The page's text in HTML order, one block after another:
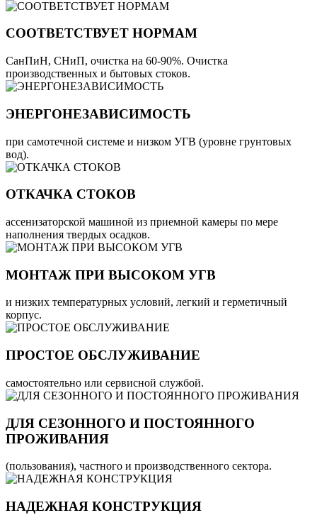
СООТВЕТСТВУЕТ НОРМАМ
СанПиН, СНиП, очистка на 60-90%. Очистка
производственных и бытовых стоков.
ЭНЕРГОНЕЗАВИСИМОСТЬ
при самотечной системе и низком УГВ (уровне грунтовых
вод).
ОТКАЧКА СТОКОВ
ассенизаторской машиной из приемной камеры по мере
наполнения твердых осадков.
МОНТАЖ ПРИ ВЫСОКОМ УГВ
и низких температурных условий, легкий и герметичный
корпус.
ПРОСТОЕ ОБСЛУЖИВАНИЕ
самостоятельно или сервисной службой.
ДЛЯ СЕЗОННОГО И ПОСТОЯННОГО
ПРОЖИВАНИЯ
(пользования), частного и производственного сектора.
НАДЕЖНАЯ КОНСТРУКЦИЯ